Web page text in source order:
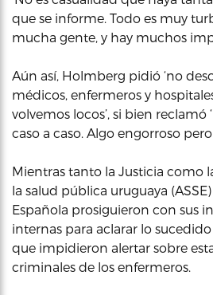
que se informe. Todo es muy
mucha gente, y hay muchos
Aún así, Holmberg pidió ‘no
médicos, enfermeros y
volvemos locos’, si bien reclamó
caso a caso. Algo engorroso
Mientras tanto la Justicia como
la salud pública uruguaya
Española prosiguieron con sus
internas para aclarar lo
que impidieron alertar sobre
criminales de los enfermeros.